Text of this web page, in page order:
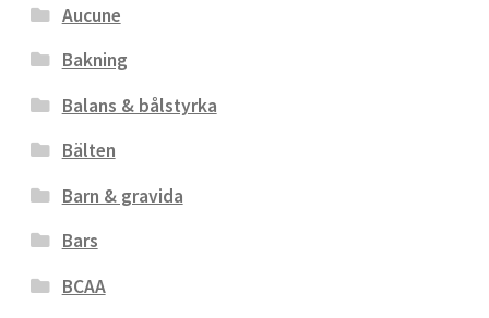
Aucune
Bakning
Balans & bålstyrka
Bälten
Barn & gravida
Bars
BCAA